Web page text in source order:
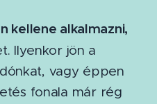
kellene alkalmazni,
Ilyenkor jön a
vagy éppen
fonala már rég